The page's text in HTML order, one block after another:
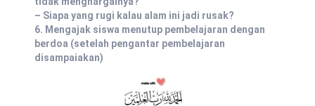
– Siapa yang rugi kalau alam ini jadi rusak?
6. Mengajak siswa menutup pembelajaran dengan
berdoa (setelah pengantar pembelajaran
disampaiakan)